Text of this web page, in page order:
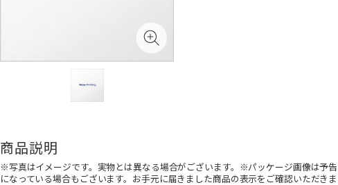
商品説明
※写真はイメージです。実物とは異なる場合がございます。※パッケージ画像は予
になっている場合もございます。お手元に届きました商品の表示をご確認いただきま